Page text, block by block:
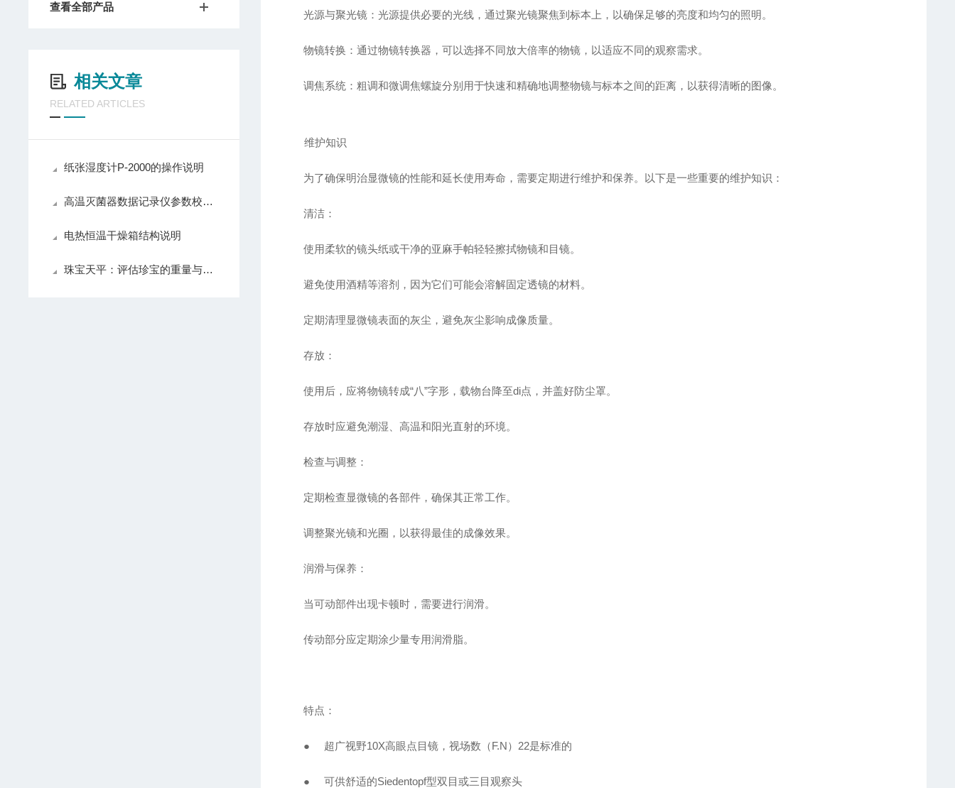
查看全部产品
相关文章
RELATED ARTICLES
纸张湿度计P-2000的操作说明
高温灭菌器数据记录仪参数校准、数据存储与报表生成功能深度解析
电热恒温干燥箱结构说明
珠宝天平：评估珍宝的重量与价值
光源与聚光镜：光源提供必要的光线，通过聚光镜聚焦到标本上，以确保足够的亮度和均匀的照明。
物镜转换：通过物镜转换器，可以选择不同放大倍率的物镜，以适应不同的观察需求。
调焦系统：粗调和微调焦螺旋分别用于快速和精确地调整物镜与标本之间的距离，以获得清晰的图像。
维护知识
为了确保明治显微镜的性能和延长使用寿命，需要定期进行维护和保养。以下是一些重要的维护知识：
清洁：
使用柔软的镜头纸或干净的亚麻手帕轻轻擦拭物镜和目镜。
避免使用酒精等溶剂，因为它们可能会溶解固定透镜的材料。
定期清理显微镜表面的灰尘，避免灰尘影响成像质量。
存放：
使用后，应将物镜转成“八”字形，载物台降至di点，并盖好防尘罩。
存放时应避免潮湿、高温和阳光直射的环境。
检查与调整：
定期检查显微镜的各部件，确保其正常工作。
调整聚光镜和光圈，以获得最佳的成像效果。
润滑与保养：
当可动部件出现卡顿时，需要进行润滑。
传动部分应定期涂少量专用润滑脂。
特点：
● 超广视野10X高眼点目镜，视场数（F.N）22是标准的
● 可供舒适的Siedentopf型双目或三目观察头